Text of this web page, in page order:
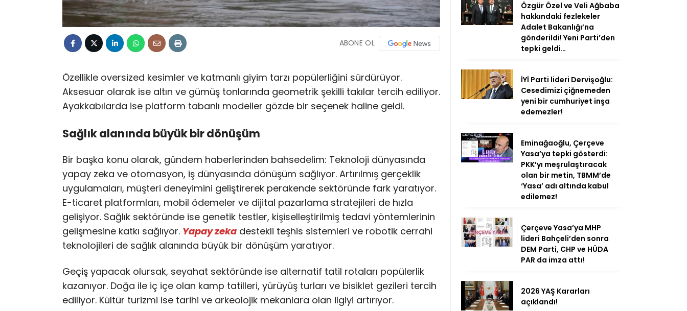
ABONE OL
Özellikle oversized kesimler ve katmanlı giyim tarzı popülerliğini sürdürüyor.
Aksesuar olarak ise altın ve gümüş tonlarında geometrik şekilli takılar tercih ediliyor.
Ayakkabılarda ise platform tabanlı modeller gözde bir seçenek haline geldi.
Sağlık alanında büyük bir dönüşüm
Bir başka konu olarak, gündem haberlerinden bahsedelim: Teknoloji dünyasında
yapay zeka ve otomasyon, iş dünyasında dönüşüm sağlıyor. Artırılmış gerçeklik
uygulamaları, müşteri deneyimini geliştirerek perakende sektöründe fark yaratıyor.
E-ticaret platformları, mobil ödemeler ve dijital pazarlama stratejileri de hızla
gelişiyor. Sağlık sektöründe ise genetik testler, kişiselleştirilmiş tedavi yöntemlerinin
gelişmesine katkı sağlıyor. Yapay zeka destekli teşhis sistemleri ve robotik cerrahi
teknolojileri de sağlık alanında büyük bir dönüşüm yaratıyor.
Geçiş yapacak olursak, seyahat sektöründe ise alternatif tatil rotaları popülerlik
kazanıyor. Doğa ile iç içe olan kamp tatilleri, yürüyüş turları ve bisiklet gezileri tercih
ediliyor. Kültür turizmi ise tarihi ve arkeolojik mekanlara olan ilgiyi artırıyor.
Özgür Özel ve Veli Ağbaba
hakkındaki fezlekeler
Adalet Bakanlığı’na
gönderildi! Yeni Parti’den
tepki geldi…
İYİ Parti lideri Dervişoğlu:
Cesedimizi çiğnemeden
yeni bir cumhuriyet inşa
edemezler!
Eminağaoğlu, Çerçeve
Yasa’ya tepki gösterdi:
PKK’yı meşrulaştıracak
olan bir metin, TBMM’de
‘Yasa’ adı altında kabul
edilemez!
Çerçeve Yasa’ya MHP
lideri Bahçeli’den sonra
DEM Parti, CHP ve HÜDA
PAR da imza attı!
2026 YAŞ Kararları
açıklandı!